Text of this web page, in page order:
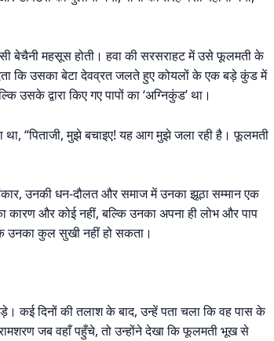
बेचैनी महसूस होती। हवा की सरसराहट में उसे फूलमती के
कि उसका बेटा देवव्रत जलते हुए कोयलों के एक बड़े कुंड में
द्वारा किए गए पापों का ‘अग्निकुंड’ था।
“पिताजी, मुझे बचाइए! यह आग मुझे जला रही है। फूलमती
उनकी धन-दौलत और समाज में उनका झूठा सम्मान एक
और कोई नहीं, बल्कि उनका अपना ही लोभ और पाप
कुल सुखी नहीं हो सकता।
कई दिनों की तलाश के बाद, उन्हें पता चला कि वह पास के
जब वहाँ पहुँचे, तो उन्होंने देखा कि फूलमती भूख से